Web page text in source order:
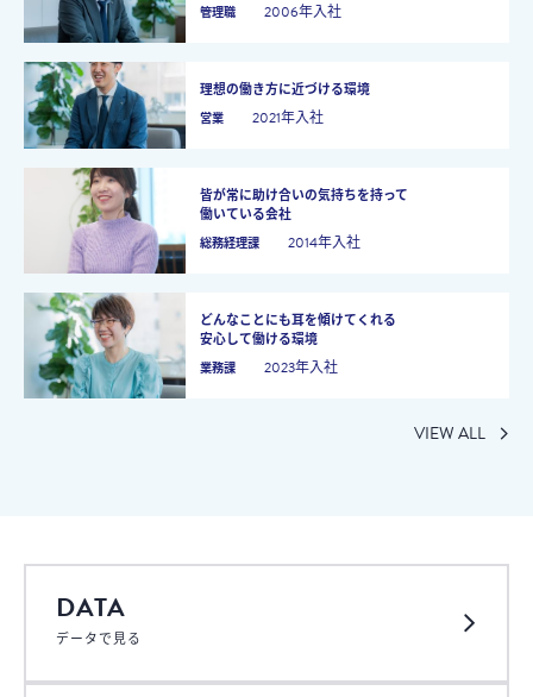
管理職 2006年入社
理想の働き方に近づける環境
営業 2021年入社
皆が常に助け合いの気持ちを持って
働いている会社
総務経理課 2014年入社
どんなことにも耳を傾けてくれる
安心して働ける環境
業務課 2023年入社
VIEW ALL
DATA
データで見る